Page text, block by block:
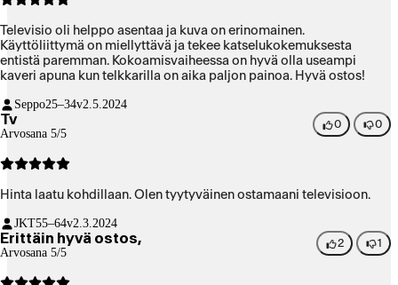
Televisio oli helppo asentaa ja kuva on erinomainen.
Käyttöliittymä on miellyttävä ja tekee katselukokemuksesta
entistä paremman. Kokoamisvaiheessa on hyvä olla useampi
kaveri apuna kun telkkarilla on aika paljon painoa. Hyvä ostos!
Seppo25–34v2.5.2024
Tv
Arvosana 5/5
0 0
Hinta laatu kohdillaan. Olen tyytyväinen ostamaani televisioon.
JKT55–64v2.3.2024
Erittäin hyvä ostos,
Arvosana 5/5
2 1